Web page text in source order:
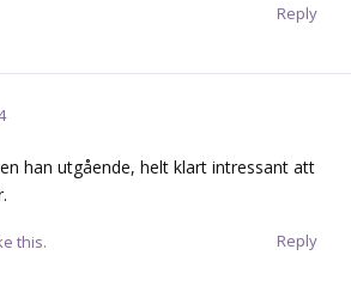
Reply
han utgående, helt klart intressant att
Reply
this.